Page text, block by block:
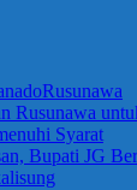
Rusunawa
Rusunawa
Syarat
Bupati JG